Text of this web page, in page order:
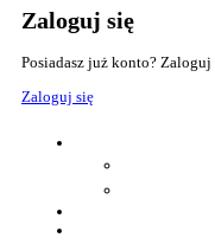
Zaloguj się
Posiadasz już konto?
Zaloguj się